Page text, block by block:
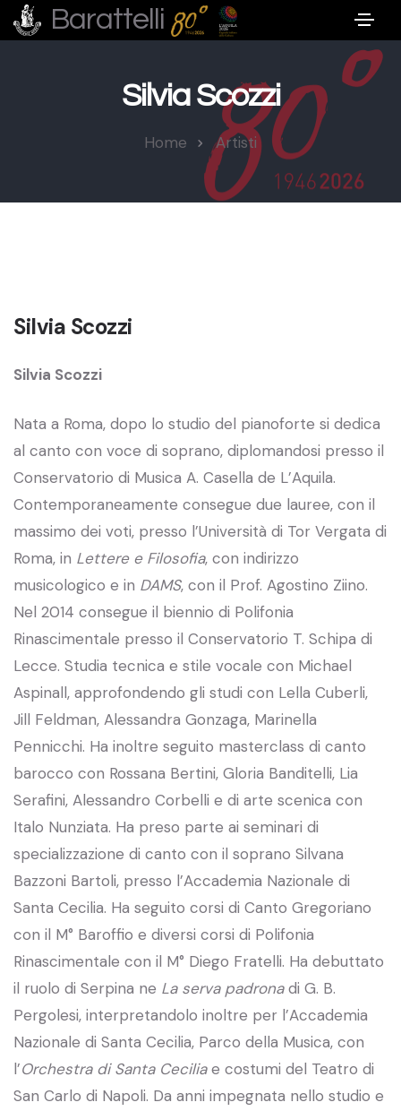
Barattelli
Silvia Scozzi
Home Artisti
Silvia Scozzi
Silvia Scozzi
Nata a Roma, dopo lo studio del pianoforte si dedica
al canto con voce di soprano, diplomandosi presso il
Conservatorio di Musica A. Casella de L’Aquila.
Contemporaneamente consegue due lauree, con il
massimo dei voti, presso l’Università di Tor Vergata di
Roma, in Lettere e Filosofia, con indirizzo
musicologico e in DAMS, con il Prof. Agostino Ziino.
Nel 2014 consegue il biennio di Polifonia
Rinascimentale presso il Conservatorio T. Schipa di
Lecce. Studia tecnica e stile vocale con Michael
Aspinall, approfondendo gli studi con Lella Cuberli,
Jill Feldman, Alessandra Gonzaga, Marinella
Pennicchi. Ha inoltre seguito masterclass di canto
barocco con Rossana Bertini, Gloria Banditelli, Lia
Serafini, Alessandro Corbelli e di arte scenica con
Italo Nunziata. Ha preso parte ai seminari di
specializzazione di canto con il soprano Silvana
Bazzoni Bartoli, presso l’Accademia Nazionale di
Santa Cecilia. Ha seguito corsi di Canto Gregoriano
con il M° Baroffio e diversi corsi di Polifonia
Rinascimentale con il M° Diego Fratelli. Ha debuttato
il ruolo di Serpina ne La serva padronadi G. B.
Pergolesi, interpretandolo inoltre per l’Accademia
Nazionale di Santa Cecilia, Parco della Musica, con
l’Orchestra di Santa Ceciliae costumi del Teatro di
San Carlo di Napoli. Da anni impegnata nello studio e